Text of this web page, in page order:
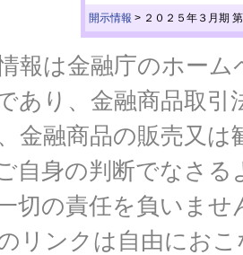
開示情報 > ２０２５年３月期
報は金融庁のホー
あり、金融商品取
金融商品の販売又
自身の判断でなさ
切の責任を負いませ
リンクは自由にお